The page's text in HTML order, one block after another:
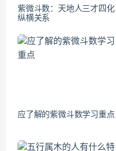
紫微斗数：天地人三才四化
纵横关系
应了解的紫微斗数学习重点